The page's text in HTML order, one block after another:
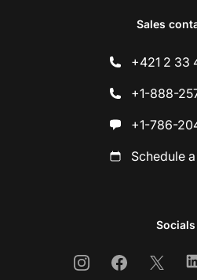
Sales
+421 2 33
+1-888-
+1-786-
Schedule
Socials
InstagramFacebook
X